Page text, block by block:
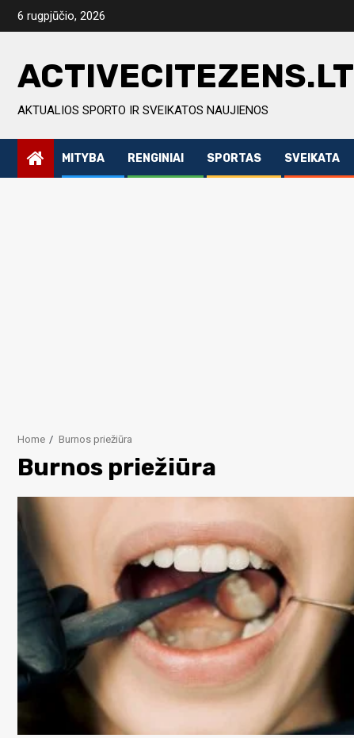
Skip
6 rugpjūčio, 2026
ACTIVECITEZENS.LT
AKTUALIOS SPORTO IR SVEIKATOS NAUJIENOS
MITYBA RENGINIAI SPORTAS SVEIKATA
Home Burnos priežiūra
Burnos priežiūra